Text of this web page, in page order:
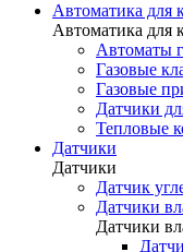
Автоматика для
Автоматика для
Автоматы
Газовые
Газовые
Датчики
Тепловые
Датчики
Датчики
Датчик
Датчики
Датчики